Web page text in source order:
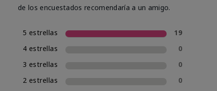
de los encuestados recomendaría a un amigo.
5 estrellas
19
4 estrellas
0
3 estrellas
0
2 estrellas
0